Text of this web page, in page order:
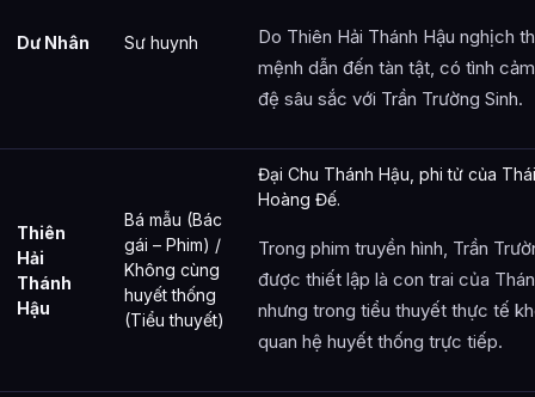
Dư Nhân Sư huynh
Do Thiên Hải Thánh Hậu nghịch
mệnh dẫn đến tàn tật, có tình
đệ sâu sắc với Trần Trường Sinh.
Thiên
Hải
Thánh
Hậu
Bá mẫu (Bác
gái – Phim) /
Không cùng
huyết thống
(Tiểu thuyết)
Đại Chu Thánh Hậu, phi tử của
Hoàng Đế.
Trong phim truyền hình, Trần
được thiết lập là con trai của
nhưng trong tiểu thuyết thực tế
quan hệ huyết thống trực tiếp.